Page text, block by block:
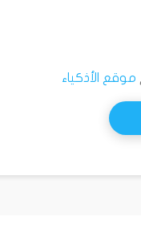
موقع الأذكياء